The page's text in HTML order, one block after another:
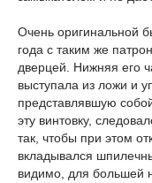
Очень оригинальной
года с таким же
дверцей. Нижняя его
выступала из ложи и
представлявшую
эту винтовку,
так, чтобы при этом
вкладывался
видимо, для большей